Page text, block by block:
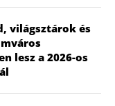
világsztárok és
lesz a 2026-os